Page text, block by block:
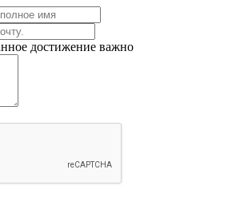
достижение важно